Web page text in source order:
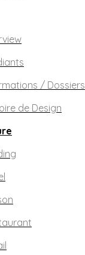
/ Dossiers
de Design